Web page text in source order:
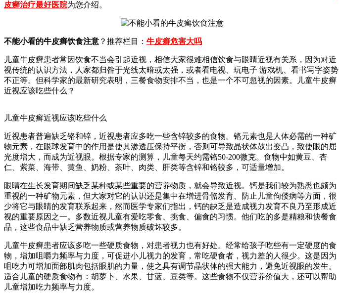
皮癣治疗最好医院为您介绍。
不能小看的牛皮癣饮食注意 ？推荐栏目： 牛皮癣危害大吗
儿童牛皮癣患者常因饮食不当会引起近视，相信大家很难相信饮食与眼睛近视有关系，因为对近
视传统的认识方法，人家都归咎于光线太暗或太强，或者看电视、玩电子 游戏机、看书写字姿势
不正等。但科学家的最新研究表明，三餐食物安排不当，也是一个不可忽视的因素。儿童牛皮癣
近视应该吃些什么？
儿童牛皮癣近视应该吃些什么
近视患者普遍缺乏铬和锌，近视患者应多吃一些含锌较多的食物。铬元素也是人体必需的一种矿
物元素，在眼球发育中的作用是使其渗透压保持平衡，否则可导致晶状体鼓出变凸，致使眼的屈
光度增大，而成为近视眼。根据专家的测算，儿童每天约需铬50-200微克。食物中如黄豆、杏
仁、紫菜、海带、黄鱼、奶粉、茶叶、肉类、肝类等含锌和铬较多，可适量增加。
眼睛在生长发育期间缺乏某种或某些重要的营养物质，就会导致近视。钙是我们较为熟悉也颇为
重视的一种矿物元素，但大家对它的认识还是集中在增进骨骼发育、防止儿童佝偻病等方面，很
少将它与眼睛的发育联系起来，然而医学专家们指出，钙的缺乏是造成视力发育不良乃至形成近
视的重要原因之一。多数近视儿童有爱吃零食、挑食、偏食的习惯。他们吃的多是精粮和快餐食
品，这些食品中缺乏营养物质或营养物质破坏较多。
儿童牛皮癣患者应该多吃一些硬质食物，对患者视力也有好处。经常给孩子吃些有一定硬度的食
物，增加咀嚼力频率与力度，可促进小儿视力的发育，常吃硬食者，视力差的人很少。这是因为
咀吃力可增加面部肌肉包括眼肌的力量，使之具有调节晶状体的强大能力，避免近视眼的发生。
适合儿童的硬质食物有：胡萝卜、水果、甘蓝、豆类等。这些食物不仅营养价值大，还可以帮助
儿童增加吃力频率与力度。